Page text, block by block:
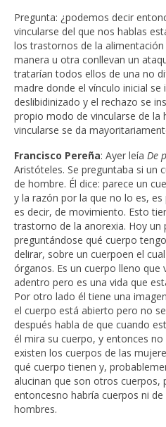
Pregunta: ¿podemos decir
vincularse del que nos hablas
los trastornos de la
manera u otra conllevan un
tratarían todos ellos de una no
madre donde el vínculo inicial
deslibidinizado y el rechazo se
propio modo de vincularse de la
vincularse se da
Francisco Pereña: Ayer leía De
Aristóteles. Se preguntaba si un
de hombre. Él dice: parece un
y la razón por la que no lo es,
es decir, de movimiento. Esto
trastorno de la anorexia. Hoy un
preguntándose qué cuerpo
delirar, sobre un cuerpoen el
órganos. Es un cuerpo lleno que
adentro pero es una vida que
Por otro lado él tiene una
el cuerpo está abierto pero no
después habla de que cuando
él mira su cuerpo, y entonces
existen los cuerpos de las
qué cuerpo tienen y,
alucinan que son otros cuerpos,
entoncesno habría cuerpos ni
hombres.